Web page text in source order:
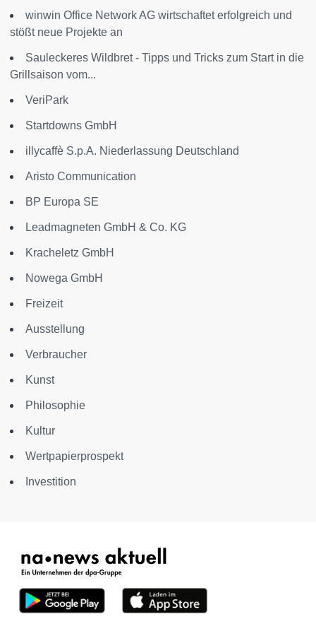
winwin Office Network AG wirtschaftet erfolgreich und
stößt neue Projekte an
Sauleckeres Wildbret - Tipps und Tricks zum Start in die
Grillsaison vom...
VeriPark
Startdowns GmbH
illycaffè S.p.A. Niederlassung Deutschland
Aristo Communication
BP Europa SE
Leadmagneten GmbH & Co. KG
Kracheletz GmbH
Nowega GmbH
Freizeit
Ausstellung
Verbraucher
Kunst
Philosophie
Kultur
Wertpapierprospekt
Investition